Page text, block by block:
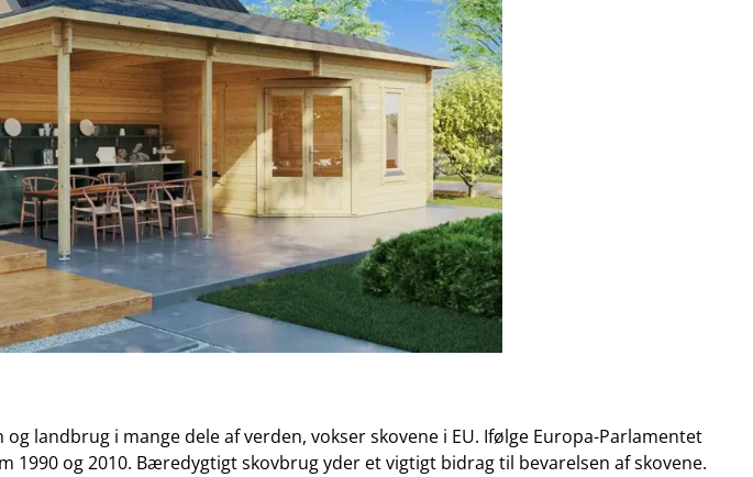
landbrug i mange dele af verden, vokser skovene i EU. Ifølge Europa-Parlamentet
1990 og 2010. Bæredygtigt skovbrug yder et vigtigt bidrag til bevarelsen af ​​skovene.